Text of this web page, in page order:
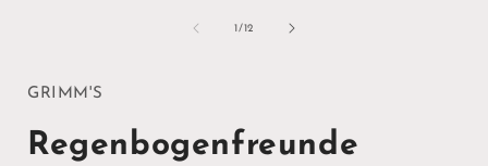
1/von
12
GRIMM'S
Regenbogenfreunde